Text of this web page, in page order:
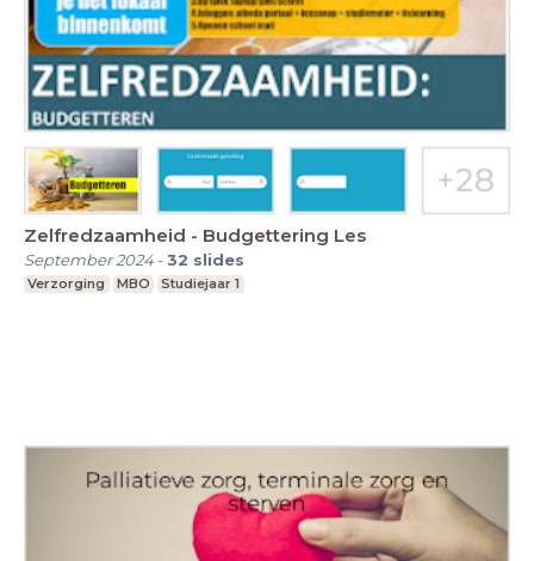
Zelfredzaamheid - Budgettering Les
September 2024-32 slides
Verzorging MBO Studiejaar 1